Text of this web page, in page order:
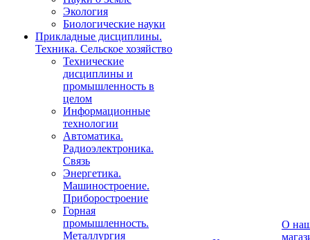
Экология
Биологические науки
Прикладные дисциплины.
Техника. Сельское хозяйство
Технические
дисциплины и
промышленность в
целом
Информационные
технологии
Автоматика.
Радиоэлектроника.
Связь
Энергетика.
Машиностроение.
Приборостроение
Горная
промышленность.
Металлургия
О